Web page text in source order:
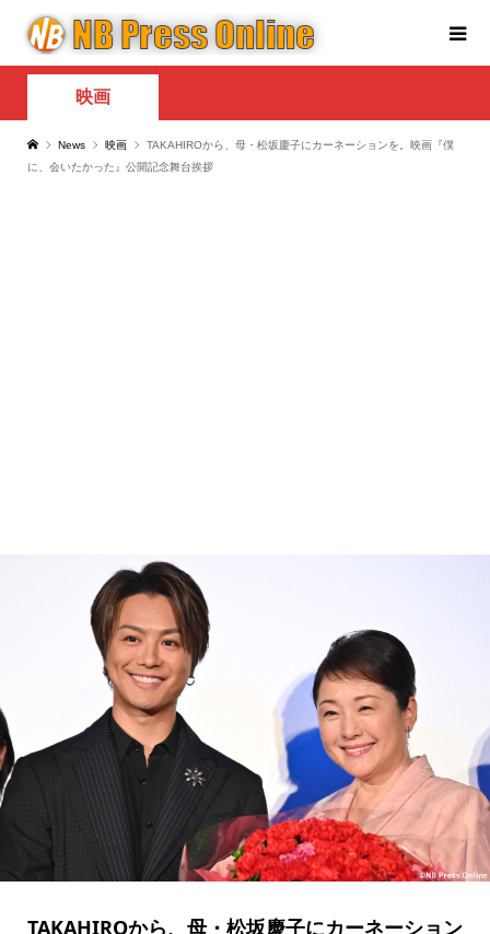
映画
News 映画
TAKAHIROから、母・松坂慶子にカーネーションを。映画『僕
に、会いたかった』公開記念舞台挨拶
TAKAHIROから、母・松坂慶子にカーネーション